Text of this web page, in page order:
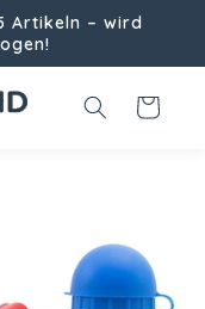
Artikeln – wird
Warenkorb